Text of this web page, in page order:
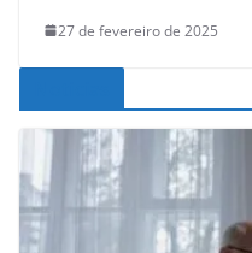
27 de fevereiro de 2025